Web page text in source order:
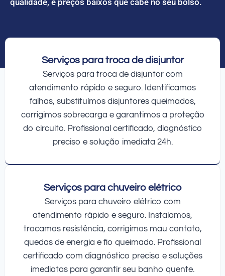
Serviços para troca de disjuntor
Serviços para troca de disjuntor com
atendimento rápido e seguro. Identificamos
falhas, substituímos disjuntores queimados,
corrigimos sobrecarga e garantimos a proteção
do circuito. Profissional certificado, diagnóstico
preciso e solução imediata 24h.
Serviços para chuveiro elétrico
Serviços para chuveiro elétrico com
atendimento rápido e seguro. Instalamos,
trocamos resistência, corrigimos mau contato,
quedas de energia e fio queimado. Profissional
certificado com diagnóstico preciso e soluções
imediatas para garantir seu banho quente.